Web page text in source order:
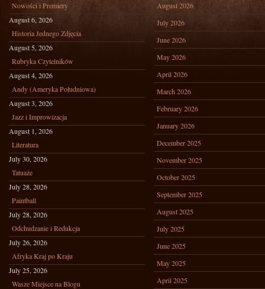
Nowości i Premiery
August 6, 2026
Historia Jednego Zdjęcia
August 5, 2026
Rubryka Czytelników
August 4, 2026
Andy (Ameryka Południowa)
August 3, 2026
Jazz i Improwizacja
August 1, 2026
Literatura
July 30, 2026
Tatuaże
July 28, 2026
Paintball
July 28, 2026
Odchudzanie i Redukcja
July 26, 2026
Afryka Kraj po Kraju
July 25, 2026
Wasze Miejsce na Blogu
August 2026
July 2026
June 2026
May 2026
April 2026
March 2026
February 2026
January 2026
December 2025
November 2025
October 2025
September 2025
August 2025
July 2025
June 2025
May 2025
April 2025